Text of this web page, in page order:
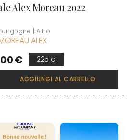
Alex Moreau 2022
| Altro
ALEX
€ 225 cl
AGGIUNGI AL CARRELLO